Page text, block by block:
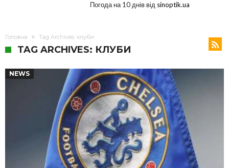
Погода на 10 днів від sinoptik.ua
Головна Tag Archives: клуби
TAG ARCHIVES: КЛУБИ
NEWS